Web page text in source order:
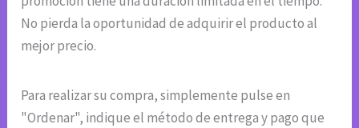
No pierda la oportunidad de adquirir el producto al
mejor precio.
Para realizar su compra, simplemente pulse en
"Ordenar", indique el método de entrega y pago que